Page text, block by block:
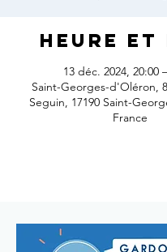
Heure et
13 déc. 2024, 20:00
Saint-Georges-d'Oléron,
Seguin, 17190 Saint-
France